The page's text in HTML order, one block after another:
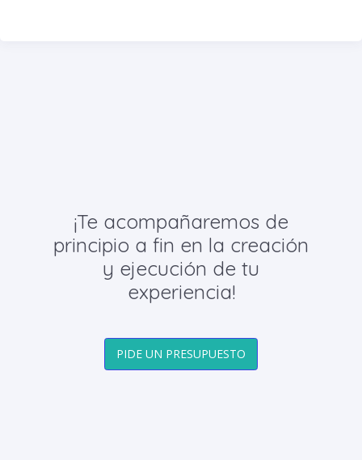
¡Te acompañaremos de
principio a fin en la creación
y ejecución de tu
experiencia!
PIDE UN PRESUPUESTO